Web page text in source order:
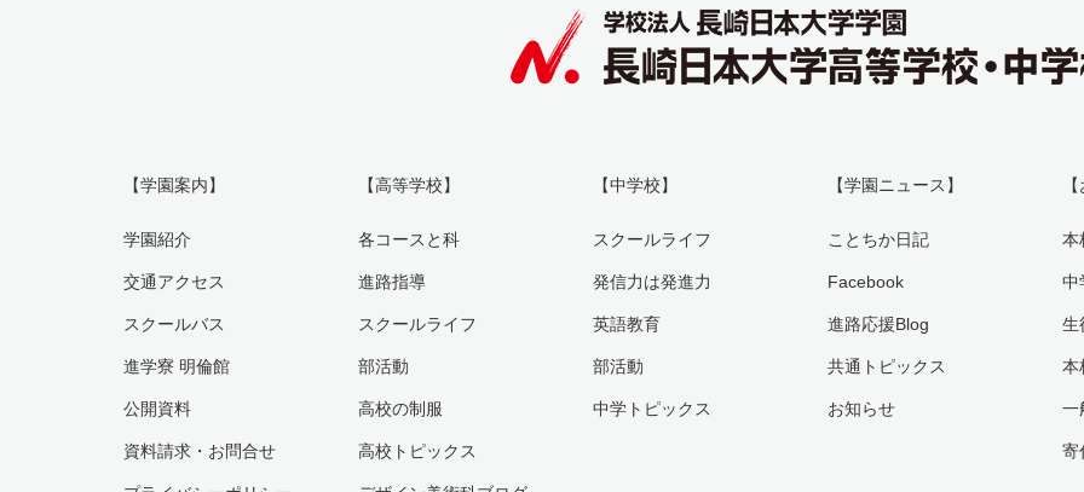
【学園案内】
学園紹介
交通アクセス
スクールバス
進学寮 明倫館
公開資料
資料請求・お問合せ
【高等学校】
各コースと科
進路指導
スクールライフ
部活動
高校の制服
高校トピックス
【中学校】
スクールライフ
発信力は発進力
英語教育
部活動
中学トピックス
【学園ニュース】
ことちか日記
Facebook
進路応援Blog
共通トピックス
お知らせ
本
中
生
本
一
寄